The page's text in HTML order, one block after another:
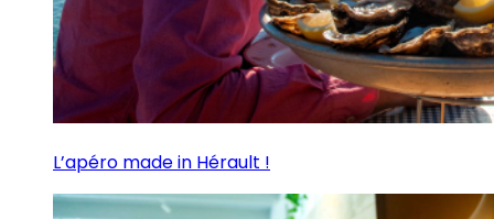
L’apéro made in Hérault !